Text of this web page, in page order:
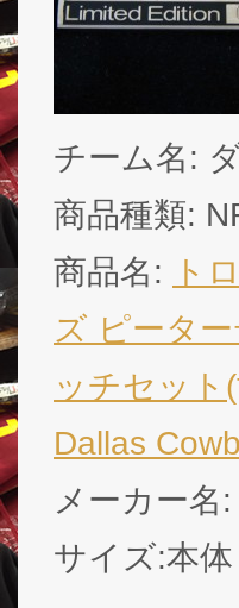
チーム名:
商品種類:
商品名:
ト
ズ ピータ
ッチセット
Dallas
メーカー名
サイズ:本